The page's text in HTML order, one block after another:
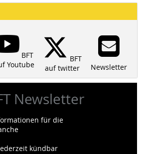
BFT
Youtube
BFT
auf twitter
Newsletter
Newsletter
für die
kündbar